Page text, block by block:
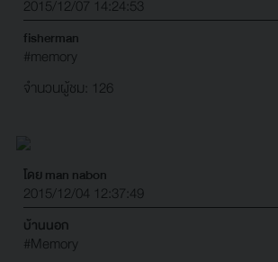
2015/12/07 14:24:53
fisherman
#memory
จำนวนผู้ชม: 126
โดย man nabon
2015/12/04 12:37:49
บ้านนอก
#Memory